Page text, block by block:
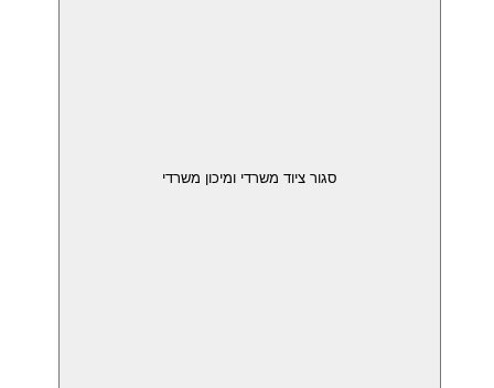
סגור ציוד משרדי ומיכון משרדי